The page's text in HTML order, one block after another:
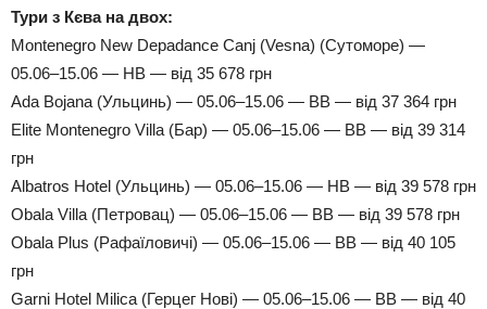
Тури з Кєва на двох:
Montenegro New Depadance Canj (Vesna) (Сутоморе) —
05.06–15.06 — HB — від 35 678 грн
Ada Bojana (Ульцинь) — 05.06–15.06 — BB — від 37 364 грн
Elite Montenegro Villa (Бар) — 05.06–15.06 — BB — від 39 314
грн
Albatros Hotel (Ульцинь) — 05.06–15.06 — HB — від 39 578 грн
Obala Villa (Петровац) — 05.06–15.06 — BB — від 39 578 грн
Obala Plus (Рафаїловичі) — 05.06–15.06 — BB — від 40 105
грн
Garni Hotel Milica (Герцег Нові) — 05.06–15.06 — BB — від 40